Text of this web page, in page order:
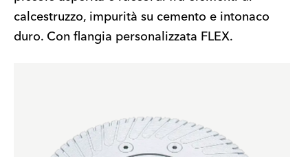
calcestruzzo, impurità su cemento e intonaco
duro. Con flangia personalizzata FLEX.